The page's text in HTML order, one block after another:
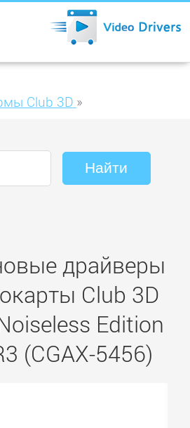
Club 3D »
драйверы
Club 3D
Edition
(CGAX-5456)